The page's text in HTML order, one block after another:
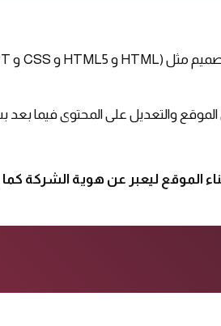
والتعديل على المحتوى فيما بعد
الموقع ليعبر عن هوية الشركة كما